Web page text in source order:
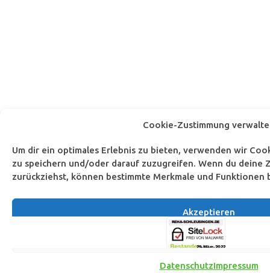
Cookie-Zustimmung
Um dir ein optimales Erlebnis zu bieten, verwenden wir
zu speichern und/oder darauf zuzugreifen. Wenn du deine
zurückziehst, können bestimmte Merkmale und
Akzeptieren
Ablehnen
DatenschutzImpressum